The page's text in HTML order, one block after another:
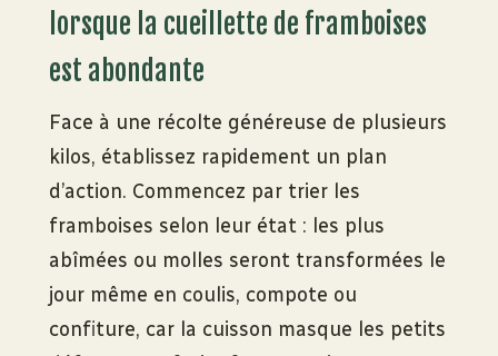
lorsque la cueillette de framboises
est abondante
Face à une récolte généreuse de plusieurs
kilos, établissez rapidement un plan
d’action. Commencez par trier les
framboises selon leur état : les plus
abîmées ou molles seront transformées le
jour même en coulis, compote ou
confiture, car la cuisson masque les petits